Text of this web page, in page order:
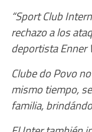
“Sport Club
rechazo a los
deportista Enner
Clube do Povo
mismo tiempo,
familia,